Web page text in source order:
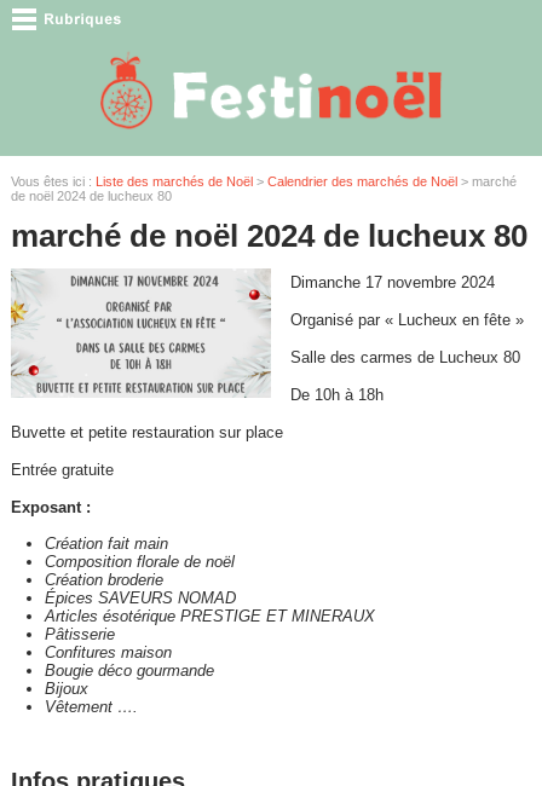
Vous êtes ici : Liste des marchés de Noël> Calendrier des marchés de Noël> marché
de noël 2024 de lucheux 80
marché de noël 2024 de lucheux 80
Dimanche 17 novembre 2024
Organisé par « Lucheux en fête »
Salle des carmes de Lucheux 80
De 10h à 18h
Buvette et petite restauration sur place
Entrée gratuite
Exposant :
Création fait main
Composition florale de noël
Création broderie
Épices SAVEURS NOMAD
Articles ésotérique PRESTIGE ET MINERAUX
Pâtisserie
Confitures maison
Bougie déco gourmande
Bijoux
Vêtement ….